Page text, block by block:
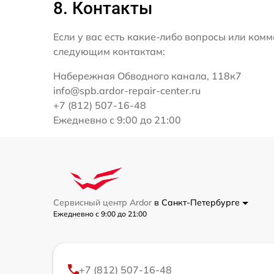
8. Контакты
Если у вас есть какие-либо вопросы или
следующим контактам:
Набережная Обводного канала, 118к7
info@spb.ardor-repair-center.ru
+7 (812) 507-16-48
Ежедневно с 9:00 до 21:00
Сервисный центр Ardor в Санкт-Петербурге
Ежедневно с 9:00 до 21:00
+7 (812) 507-16-48